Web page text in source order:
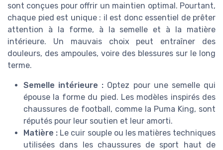
sont conçues pour offrir un maintien optimal. Pourtant,
chaque pied est unique : il est donc essentiel de prêter
attention à la forme, à la semelle et à la matière
intérieure. Un mauvais choix peut entraîner des
douleurs, des ampoules, voire des blessures sur le long
terme.
Semelle intérieure : Optez pour une semelle qui
épouse la forme du pied. Les modèles inspirés des
chaussures de football, comme la Puma King, sont
réputés pour leur soutien et leur amorti.
Matière : Le cuir souple ou les matières techniques
utilisées dans les chaussures de sport haut de